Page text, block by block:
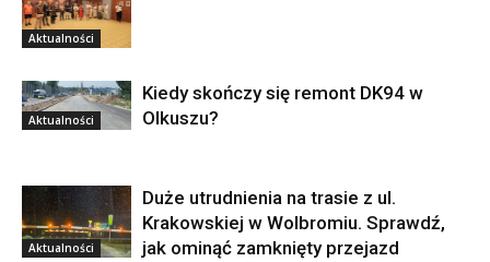
Aktualności
Aktualności
Kiedy skończy się remont DK94 w
Olkuszu?
Aktualności
Duże utrudnienia na trasie z ul.
Krakowskiej w Wolbromiu. Sprawdź,
jak ominąć zamknięty przejazd